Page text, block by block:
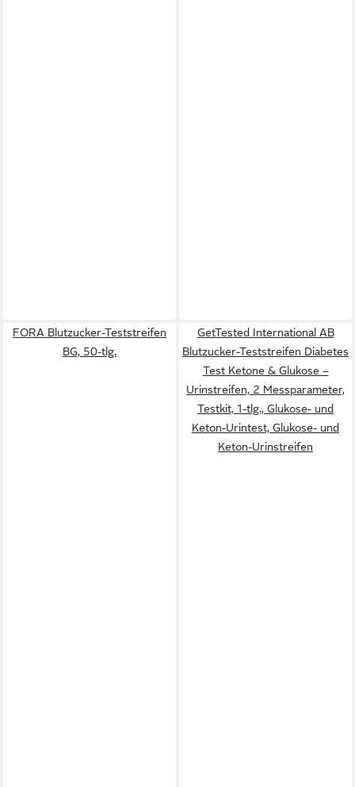
FORA Blutzucker-Teststreifen
BG, 50-tlg.
GetTested International AB
Blutzucker-Teststreifen Diabetes
Test Ketone & Glukose –
Urinstreifen, 2 Messparameter,
Testkit, 1-tlg., Glukose- und
Keton-Urintest, Glukose- und
Keton-Urinstreifen